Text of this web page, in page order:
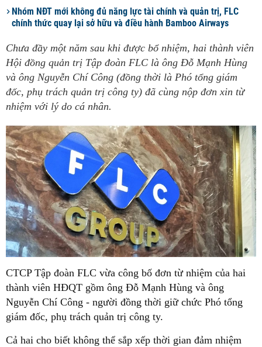
Nhóm NĐT mới không đủ năng lực tài chính và quản trị, FLC
chính thức quay lại sở hữu và điều hành Bamboo Airways
Chưa đầy một năm sau khi được bổ nhiệm, hai thành viên
Hội đồng quản trị Tập đoàn FLC là ông Đỗ Mạnh Hùng
và ông Nguyễn Chí Công (đồng thời là Phó tổng giám
đốc, phụ trách quản trị công ty) đã cùng nộp đơn xin từ
nhiệm với lý do cá nhân.
CTCP Tập đoàn FLC vừa công bố đơn từ nhiệm của hai
thành viên HĐQT gồm ông Đỗ Mạnh Hùng và ông
Nguyễn Chí Công - người đồng thời giữ chức Phó tổng
giám đốc, phụ trách quản trị công ty.
Cả hai cho biết không thể sắp xếp thời gian đảm nhiệm